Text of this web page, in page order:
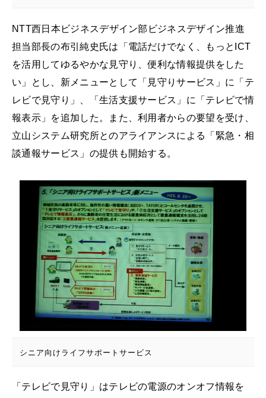
NTT西日本ビジネスデザイン部ビジネスデザイン推進
担当部長の布引純史氏は「電話だけでなく、もっとICT
を活用してゆるやかな見守り、便利な情報提供をした
い」とし、新メニューとして「見守りサービス」に「テ
レビで見守り」、「生活支援サービス」に「テレビで情
報表示」を追加した。また、利用者からの要望を受け、
立山システム研究所とのアライアンスによる「緊急・相
談通報サービス」の提供も開始する。
シニア向けライフサポートサービス
「テレビで見守り」はテレビの電源のオンオフ情報を